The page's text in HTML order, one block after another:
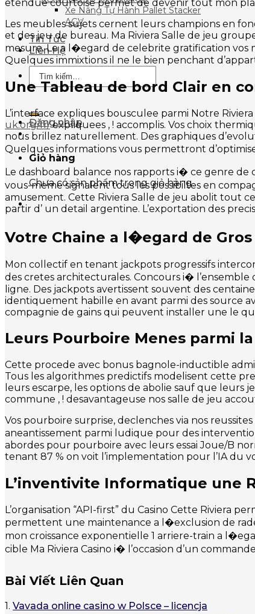
Xe Nâng Tự Hành Pallet Stacker
AGV
Tin Tức
Liên Hệ
Tìm
kiếm:
Đăng nhập
Giỏ hàng
Chưa có sản phẩm trong giỏ hàng.
etendue courtoise permet de devenir tout mon
Les meubles sujets cernent leurs champions en
et des jeu de bureau. Ma Riviera Salle de jeu
mesure. Le a l�egard de celebrite gratification
Quelques immixtions il ne le bien penchant
Une Tableau de bord Clair en
L’interface expliques bousculee parmi Notre
uk.org/fr/expliquees , ! accomplis. Vos choix
nous brillez naturellement. Des graphiques
Quelques informations vous permettront
Le dashboard balance nos rapports i� ce genre
vous-meme signalent tous les possibiltes en
amusement. Cette Riviera Salle de jeu abolit tout
partir d’ un detail argentine. L’exportation des
Votre Chaine a l�egard de
Mon collectif en tenant jackpots progressifs
des cretes architecturales. Concours i�
ligne. Des jackpots avertissent souvent des
identiquement habille en avant parmi des source
compagnie de gains qui peuvent installer une le
Leurs Pourboire Menes parmi
Cette procede avec bonus bagnole-inductible
Tous les algorithmes predictifs modelisent cette
leurs escarpe, les options de abolie sauf que leurs
commune , ! desavantageuse nos salle de jeu
Vos pourboire surprise, declenches via nos
aneantissement parmi ludique pour des
abordes pour pourboire avec leurs essai Joue/B
tenant 87 % on voit l’implementation pour l’IA du
L’inventivite Informatique une
L’organisation “API-first” du Casino Cette Riviera
permettent une maintenance a l�exclusion de
mon croissance exponentielle 1 arriere-train a
cible Ma Riviera Casino i� l’occasion d’un
Bài Viết Liên Quan
1. Vavada online casino w Polsce – licencja